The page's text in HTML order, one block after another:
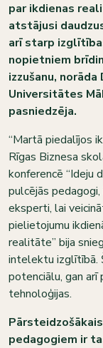
par ikdienas
atstājusi
arī starp
nopietniem
izzušanu, norāda
Universitātes
pasniedzēja.
“Martā piedalījos
Rīgas Biznesa
konferencē “Ideju
pulcējās
eksperti, lai
pielietojumu
realitāte” bija
intelektu izglītībā.
potenciālu, gan
tehnoloģijas.
pedagogiem ir